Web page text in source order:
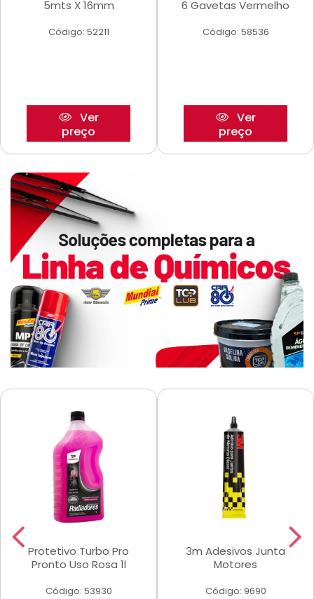
5mts X 16mm
Código: 52211
Ver
preço
6 Gavetas Vermelho
Código: 58536
Ver
preço
Protetivo Turbo Pro
Pronto Uso Rosa 1l
Código: 53930
3m Adesivos Junta
Motores
Código: 9690